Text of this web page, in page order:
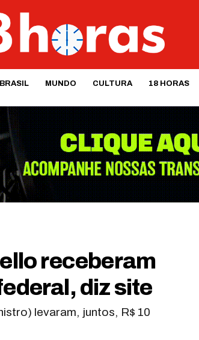
BRASIL MUNDO CULTURA 18 HORAS
receberam
diz site
levaram, juntos, R$ 10